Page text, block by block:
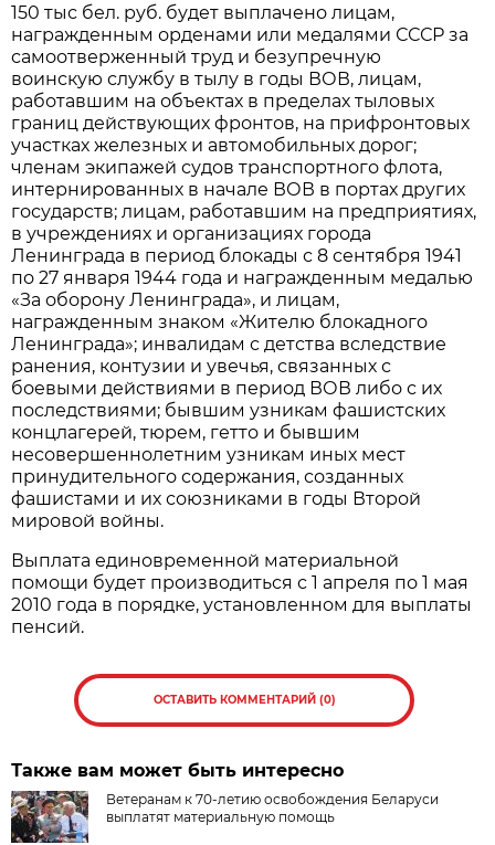
150 тыс бел. руб. будет выплачено лицам,
награжденным орденами или медалями СССР за
самоотверженный труд и безупречную
воинскую службу в тылу в годы ВОВ, лицам,
работавшим на объектах в пределах тыловых
границ действующих фронтов, на прифронтовых
участках железных и автомобильных дорог;
членам экипажей судов транспортного флота,
интернированных в начале ВОВ в портах других
государств; лицам, работавшим на предприятиях,
в учреждениях и организациях города
Ленинграда в период блокады с 8 сентября 1941
по 27 января 1944 года и награжденным медалью
«За оборону Ленинграда», и лицам,
награжденным знаком «Жителю блокадного
Ленинграда»; инвалидам с детства вследствие
ранения, контузии и увечья, связанных с
боевыми действиями в период ВОВ либо с их
последствиями; бывшим узникам фашистских
концлагерей, тюрем, гетто и бывшим
несовершеннолетним узникам иных мест
принудительного содержания, созданных
фашистами и их союзниками в годы Второй
мировой войны.
Выплата единовременной материальной
помощи будет производиться с 1 апреля по 1 мая
2010 года в порядке, установленном для выплаты
пенсий.
ОСТАВИТЬ КОММЕНТАРИЙ (0)
Также вам может быть интересно
Ветеранам к 70-летию освобождения Беларуси
выплатят материальную помощь